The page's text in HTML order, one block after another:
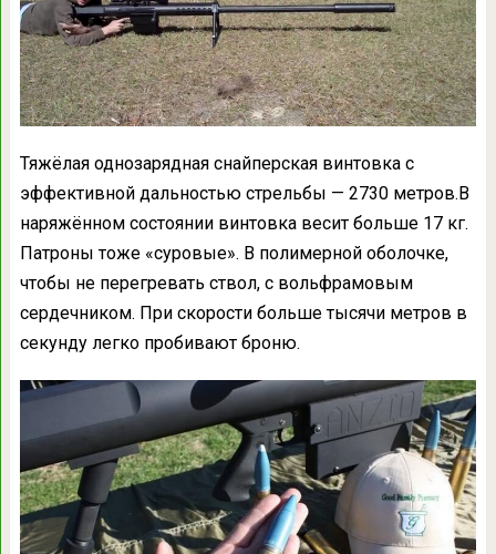
Тяжёлая однозарядная снайперская винтовка с
эффективной дальностью стрельбы — 2730 метров.В
наряжённом состоянии винтовка весит больше 17 кг.
Патроны тоже «суровые». В полимерной оболочке,
чтобы не перегревать ствол, с вольфрамовым
сердечником. При скорости больше тысячи метров в
секунду легко пробивают броню.